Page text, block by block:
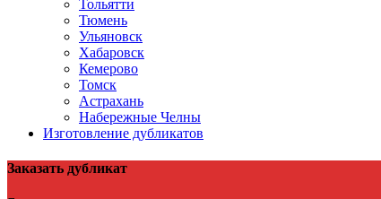
Тольятти
Тюмень
Ульяновск
Хабаровск
Кемерово
Томск
Астрахань
Набережные Челны
Изготовление дубликатов
Заказать дубликат